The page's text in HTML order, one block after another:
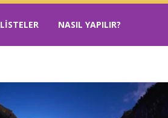
LISTELER NASIL YAPILIR?